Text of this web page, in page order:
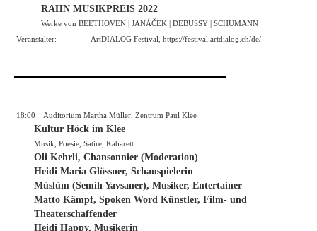
RAHN MUSIKPREIS 2022
Werke von BEETHOVEN | JANÁČEK | DEBUSSY | SCHUMANN
Veranstalter:
ArtDIALOG Festival, https://festival.artdialog.ch/de/
18:00 Auditorium Martha Müller, Zentrum Paul Klee
Kultur Höck im Klee
Musik, Poesie, Satire, Kabarett
Oli Kehrli, Chansonnier (Moderation)
Heidi Maria Glössner, Schauspielerin
Müslüm (Semih Yavsaner), Musiker, Entertainer
Matto Kämpf, Spoken Word Künstler, Film- und
Theaterschaffender
Heidi Happy, Musikerin